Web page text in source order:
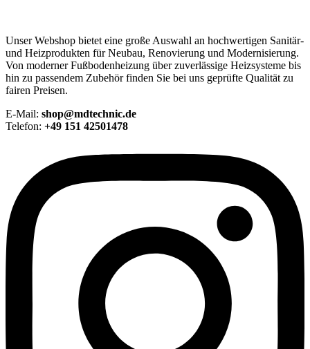
Unser Webshop bietet eine große Auswahl an hochwertigen Sanitär-
und Heizprodukten für Neubau, Renovierung und Modernisierung.
Von moderner Fußbodenheizung über zuverlässige Heizsysteme bis
hin zu passendem Zubehör finden Sie bei uns geprüfte Qualität zu
fairen Preisen.
E-Mail: shop@mdtechnic.de
Telefon: +49 151 42501478